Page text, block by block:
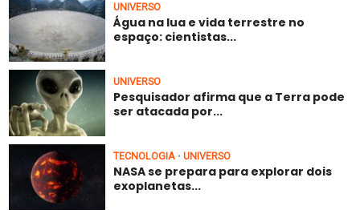
UNIVERSO
Água na lua e vida terrestre no
espaço: cientistas...
UNIVERSO
Pesquisador afirma que a Terra pode
ser atacada por...
TECNOLOGIA • UNIVERSO
NASA se prepara para explorar dois
exoplanetas...